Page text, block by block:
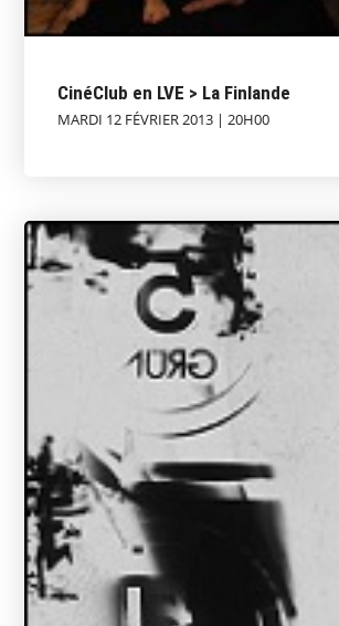
CinéClub en LVE > La Finlande
MARDI 12 FÉVRIER 2013 | 20H00